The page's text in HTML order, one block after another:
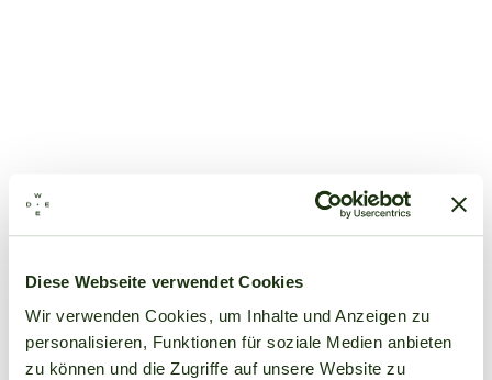
Diese Webseite verwendet Cookies
Wir verwenden Cookies, um Inhalte und Anzeigen zu
personalisieren, Funktionen für soziale Medien anbieten
zu können und die Zugriffe auf unsere Website zu